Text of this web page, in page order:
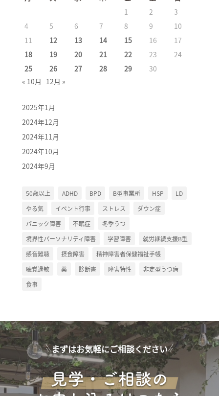
1
2
3
4
5 6 7 8 9
10
11
12 13 14 15 16
17
18
19 20 21 22 23
24
25
26 27 28 29
30
« 10月 12月 »
2025年1月
2024年12月
2024年11月
2024年10月
2024年9月
50歳以上 ADHD BPD B型事業所 HSP
LD
やる気
イベント行事 ストレス
ダウン症
パニック障害
不眠症
冬季うつ
境界性パーソナリティ障害
学習障害
就労継続支援B型
感音難聴
摂食障害
精神障害者保健福祉手帳
聴覚過敏
薬 診断書 障害特性
非定型うつ病
食事
まずはお気軽にご相談ください